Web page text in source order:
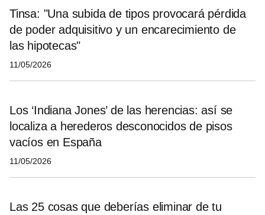
Tinsa: "Una subida de tipos provocará pérdida
de poder adquisitivo y un encarecimiento de
las hipotecas"
11/05/2026
Los ‘Indiana Jones’ de las herencias: así se
localiza a herederos desconocidos de pisos
vacíos en España
11/05/2026
Las 25 cosas que deberías eliminar de tu